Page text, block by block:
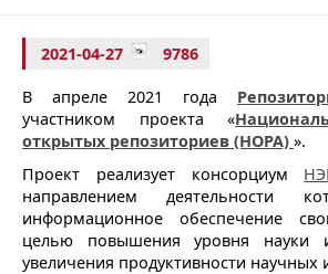
2021-04-27 9786
В апреле 2021 года
участником проекта «
открытых репозиториев (НОРА) ».
Проект реализует консорциум
направлением деятельности
информационное обеспечение
целью повышения уровня науки
увеличения продуктивности научных